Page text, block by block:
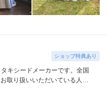
ショップ特典あり
キシードメーカーです。 全国
取り扱いいただいている人気